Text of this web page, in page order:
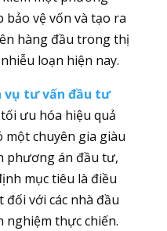
vệ vốn và tạo ra
hàng đầu trong thị
loạn hiện nay.
vụ tư vấn đầu tư
ưu hóa hiệu quả
một chuyên gia giàu
phương án đầu tư,
mục tiêu là điều
đối với các nhà đầu
nghiệm thực chiến.